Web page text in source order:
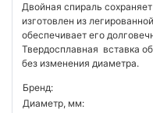
Двойная спираль
изготовлен из
обеспечивает его
Твердосплавная вставка
без изменения диаметра.
Бренд:
Диаметр, мм: